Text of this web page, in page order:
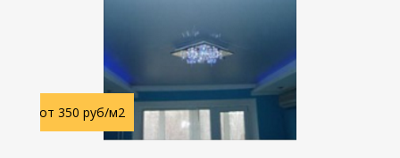
от 350 руб/м2